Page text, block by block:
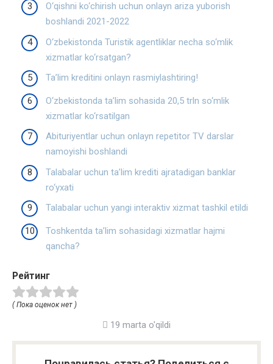
O‘qishni ko‘chirish uchun onlayn ariza yuborish
boshlandi 2021-2022
O‘zbekistonda Turistik agentliklar necha so‘mlik
xizmatlar ko‘rsatgan?
Ta’lim kreditini onlayn rasmiylashtiring!
O‘zbekistonda ta’lim sohasida 20,5 trln so‘mlik
xizmatlar ko‘rsatilgan
Abituriyentlar uchun onlayn repetitor TV darslar
namoyishi boshlandi
Talabalar uchun ta’lim krediti ajratadigan banklar
ro‘yxati
Talabalar uchun yangi interaktiv xizmat tashkil etildi
Toshkentda ta’lim sohasidagi xizmatlar hajmi
qancha?
Рейтинг
( Пока оценок нет )
19 marta o'qildi